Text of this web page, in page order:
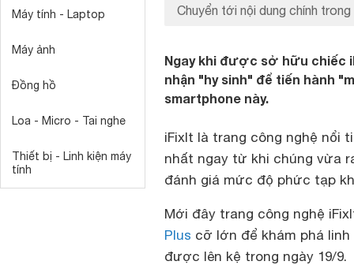
Máy tính - Laptop
Máy ảnh
Đồng hồ
Loa - Micro - Tai nghe
Thiết bị - Linh kiện máy
tính
Chuyển tới nội dung chính
Ngay khi được sở hữu chiếc
nhận "hy sinh" để tiến hành
smartphone này.
iFixIt là trang công nghệ nổi
nhất ngay từ khi chúng vừa
đánh giá mức độ phức tạp
Mới đây trang công nghệ
Plus cỡ lớn để khám phá
được lên kệ trong ngày 19/9.